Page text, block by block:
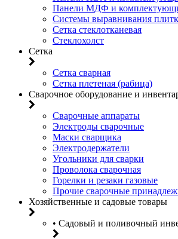
Панели МДФ и
Системы выравнивания
Сетка стеклотканевая
Стеклохолст
Сетка
Сетка сварная
Сетка плетеная (рабица)
Сварочное оборудование и
Сварочные аппараты
Электроды сварочные
Маски сварщика
Электродержатели
Угольники для сварки
Проволока сварочная
Горелки и резаки газовые
Прочие сварочные
Хозяйственные и садовые товары
• Садовый и поливочный